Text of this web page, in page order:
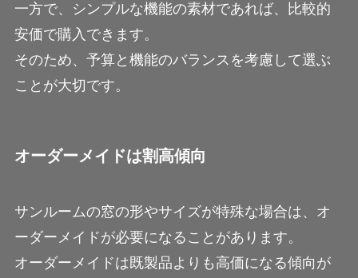
一方で、シンプルな機能の素材であれば、比較的
安価で購入できます。
そのため、予算と機能のバランスを考慮して選ぶ
ことが大切です。
オーダーメイドは割高傾向
サンルームの窓の形やサイズが特殊な場合は、オ
ーダーメイドが必要になることがあります。
オーダーメイドは既製品よりも高価になる傾向が